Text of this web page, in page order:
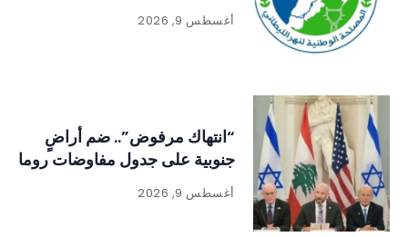
أغسطس 9, 2026
“انتهاك مرفوض”.. ضم أراضٍ
جنوبية على جدول مفاوضات روما
أغسطس 9, 2026